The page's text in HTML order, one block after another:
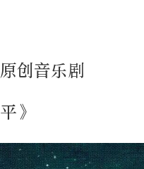
创音乐剧
》